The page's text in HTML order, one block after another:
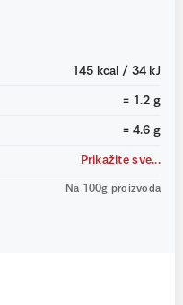
145 kcal / 34 kJ
= 1.2 g
= 4.6 g
Prikažite sve...
Na 100g proizvoda